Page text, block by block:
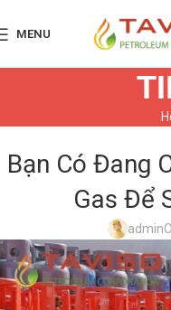
MENU
Bạn Có Đang
Gas Để
admin